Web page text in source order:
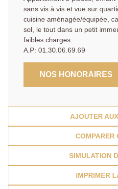
sans vis à vis et vue sur
cuisine aménagée/équipée,
sol, le tout dans un petit
faibles charges.
A.P: 01.30.06.69.69
NOS HONORAIRES
AJOUTER
COMPARER
SIMULATION
IMPRIMER